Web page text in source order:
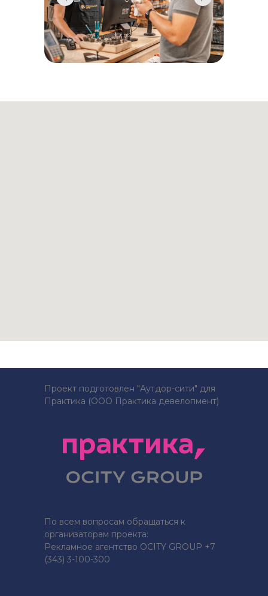
По всем вопросам обращаться к
организаторам проекта:
Рекламное агентство OCITY GROUP +7
(343) 3-100-300
Проект подготовлен "Аутдор-сити" для
Практика (ООО Практика девелопмент)